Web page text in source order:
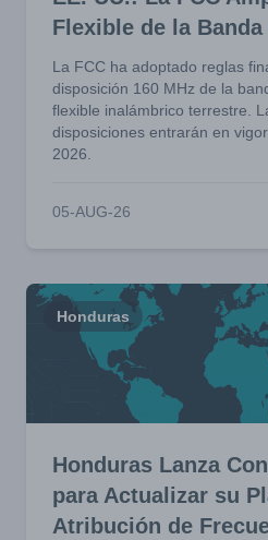
Flexible de la
La FCC ha adoptado reglas
disposición 160 MHz de la
flexible inalámbrico terrestre.
disposiciones entrarán en
2026.
05-AUG-26
Honduras
Honduras Lanza
para Actualizar su
Atribución de